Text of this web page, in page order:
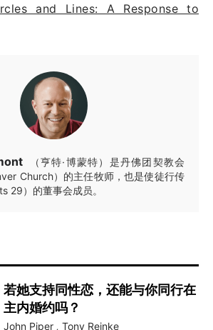
and Lines: A Response to
（亨特·博蒙特）是丹佛团契教会
Church）的主任牧师，也是使徒行传
29）的董事会成员。
若她支持同性恋，还能与你同行在
主内婚约吗？
John Piper , Tony Reinke